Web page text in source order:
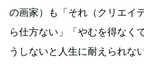
の画家）も「それ（クリエイ
ら仕方ない」「やむを得なく
うしないと人生に耐えられな